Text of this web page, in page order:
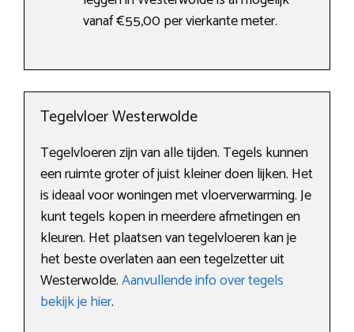
vanaf €55,00 per vierkante meter.
Tegelvloer Westerwolde
Tegelvloeren zijn van alle tijden. Tegels kunnen
een ruimte groter of juist kleiner doen lijken. Het
is ideaal voor woningen met vloerverwarming. Je
kunt tegels kopen in meerdere afmetingen en
kleuren. Het plaatsen van tegelvloeren kan je
het beste overlaten aan een tegelzetter uit
Westerwolde.Aanvullende info over tegels
bekijk je hier.